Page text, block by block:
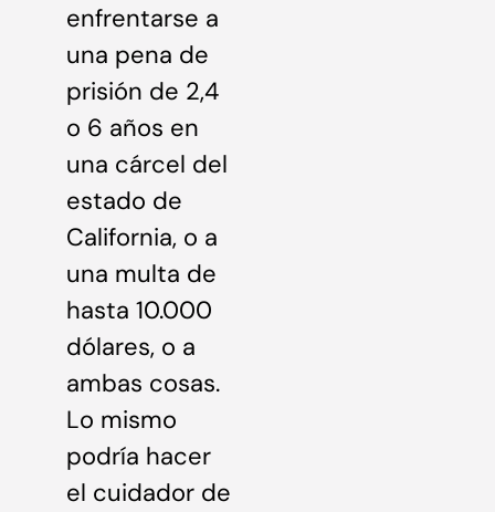
enfrentarse a
una pena de
prisión de 2,4
o 6 años en
una cárcel del
estado de
California, o a
una multa de
hasta 10.000
dólares, o a
ambas cosas.
Lo mismo
podría hacer
el cuidador de